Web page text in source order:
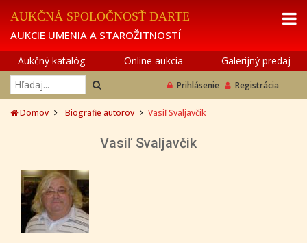
AUKČNÁ SPOLOČNOSŤ DARTE
AUKCIE UMENIA A STAROŽITNOSTÍ
Aukčný katalóg Online aukcia Galerijný predaj
Prihlásenie Registrácia
Domov Biografie autorov Vasiľ Svaljavčik
Vasiľ Svaljavčik